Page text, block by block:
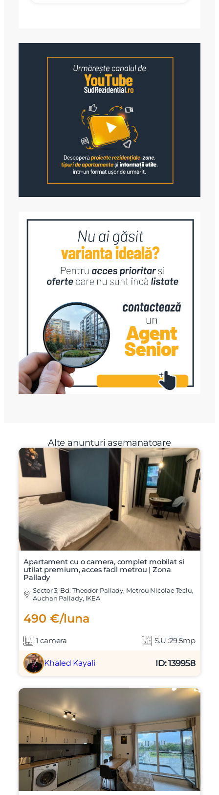
Alte anunturi asemanatoare
Apartament cu o camera, complet mobilat si
utilat premium, acces facil metrou | Zona
Pallady
Sector 3, Bd. Theodor Pallady, Metrou Nicolae Teclu,
Auchan Pallady, IKEA
490 €/luna
1 camera S.U.:29.5mp
Khaled Kayali ID: 139958